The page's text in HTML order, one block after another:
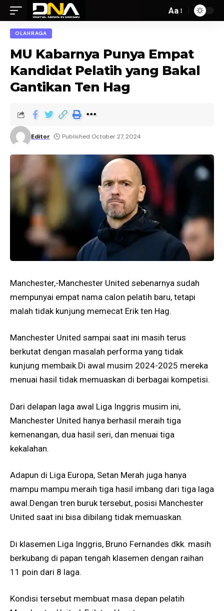
Aa
OLAHRAGA
MU Kabarnya Punya Empat
Kandidat Pelatih yang Bakal
Gantikan Ten Hag
Editor Published October 27, 2024
Manchester,-Manchester United sebenarnya sudah
mempunyai empat nama calon pelatih baru, tetapi
malah tidak kunjung memecat Erik ten Hag.
Manchester United sampai saat ini masih terus
berkutat dengan masalah performa yang tidak
kunjung membaik.Di awal musim 2024-2025 mereka
menuai hasil tidak memuaskan di berbagai kompetisi.
Dari delapan laga awal Liga Inggris musim ini,
Manchester United hanya berhasil meraih tiga
kemenangan, dua hasil seri, dan menuai tiga
kekalahan.
Adapun di Liga Europa, Setan Merah juga hanya
mampu mampu meraih tiga hasil imbang dari tiga laga
awal.Dengan tren buruk tersebut, posisi Manchester
United saat ini bisa dibilang tidak memuaskan.
Di klasemen Liga Inggris, Bruno Fernandes dkk. masih
berkubang di papan tengah klasemen dengan raihan
11 poin dari 8 laga.
Kondisi tersebut membuat masa depan pelatih